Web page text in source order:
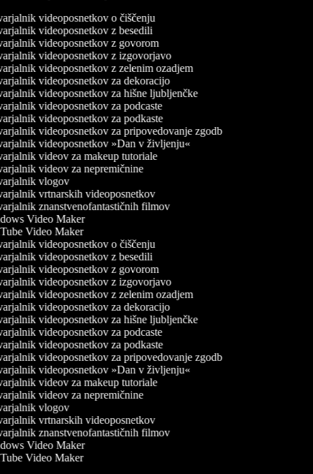
videoposnetkov o čiščenju
videoposnetkov z besedili
videoposnetkov z govorom
videoposnetkov z izgovorjavo
videoposnetkov z zelenim ozadjem
videoposnetkov za dekoracijo
videoposnetkov za hišne ljubljenčke
videoposnetkov za podcaste
videoposnetkov za podkaste
videoposnetkov za pripovedovanje zgodb
videoposnetkov »Dan v življenju«
videov za makeup tutoriale
videov za nepremičnine
vlogov
vrtnarskih videoposnetkov
znanstvenofantastičnih filmov
Video Maker
Video Maker
videoposnetkov o čiščenju
videoposnetkov z besedili
videoposnetkov z govorom
videoposnetkov z izgovorjavo
videoposnetkov z zelenim ozadjem
videoposnetkov za dekoracijo
videoposnetkov za hišne ljubljenčke
videoposnetkov za podcaste
videoposnetkov za podkaste
videoposnetkov za pripovedovanje zgodb
videoposnetkov »Dan v življenju«
videov za makeup tutoriale
videov za nepremičnine
vlogov
vrtnarskih videoposnetkov
znanstvenofantastičnih filmov
Video Maker
Video Maker